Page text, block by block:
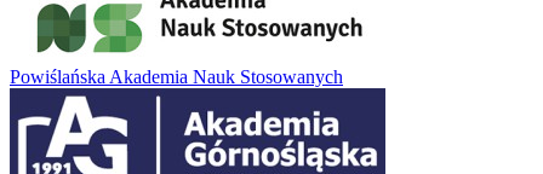
Powiślańska Akademia Nauk Stosowanych